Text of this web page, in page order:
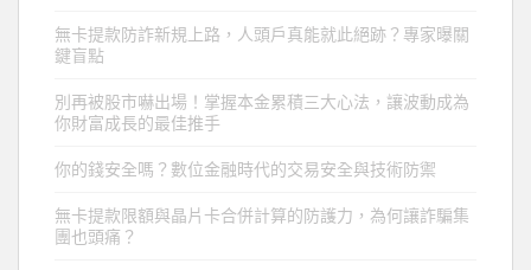
無卡提款防詐新規上路，人頭戶真能就此絕跡？專家曝關
鍵盲點
別再被股市嚇出場！掌握本金累積三大心法，讓波動成為
你財富成長的最佳推手
你的錢安全嗎？數位金融時代的交易安全與技術防禦
無卡提款限額與晶片卡合併計算的防護力，為何讓詐騙集
團也頭痛？